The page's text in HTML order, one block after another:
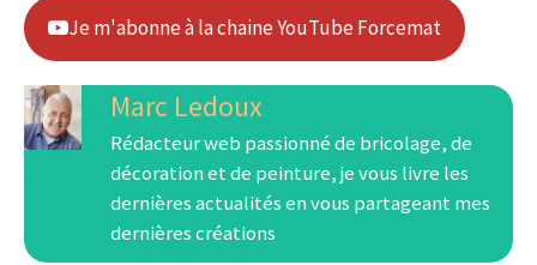
Je m'abonne à la chaine YouTube Forcemat
Marc Ledoux
Rédacteur web passionné de bricolage, de
décoration et de peinture, je vous livre les
dernières actualités en vous partageant mes
dernières créations